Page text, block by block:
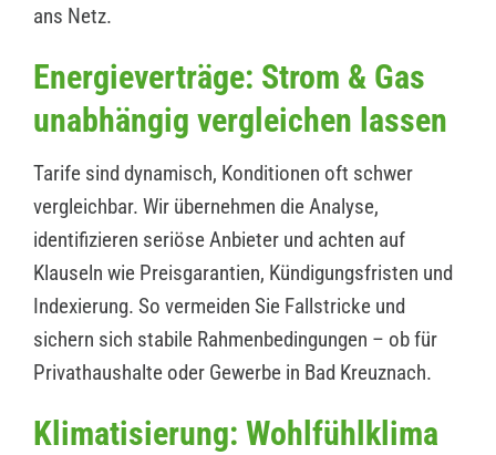
ans Netz.
Energieverträge: Strom & Gas
unabhängig vergleichen lassen
Tarife sind dynamisch, Konditionen oft schwer
vergleichbar. Wir übernehmen die Analyse,
identifizieren seriöse Anbieter und achten auf
Klauseln wie Preisgarantien, Kündigungsfristen und
Indexierung. So vermeiden Sie Fallstricke und
sichern sich stabile Rahmenbedingungen – ob für
Privathaushalte oder Gewerbe in Bad Kreuznach.
Klimatisierung: Wohlfühlklima